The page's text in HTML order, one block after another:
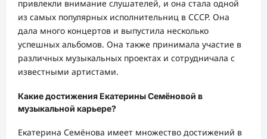
привлекли внимание слушателей, и она стала одной
из самых популярных исполнительниц в СССР. Она
дала много концертов и выпустила несколько
успешных альбомов. Она также принимала участие в
различных музыкальных проектах и сотрудничала с
известными артистами.
Какие достижения Екатерины Семёновой в
музыкальной карьере?
Екатерина Семёнова имеет множество достижений в